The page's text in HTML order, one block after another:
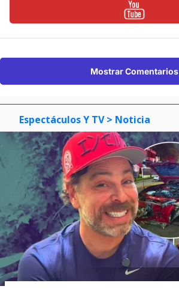
Mostrar Comentarios
Espectáculos Y TV > Noticia